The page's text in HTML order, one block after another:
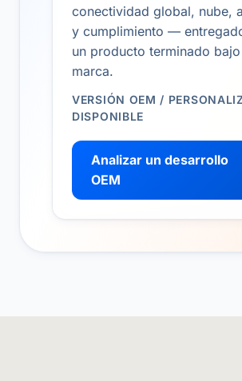
conectividad global, nube,
y cumplimiento —
un producto terminado
marca.
VERSIÓN OEM /
DISPONIBLE
Analizar un desarrollo
OEM